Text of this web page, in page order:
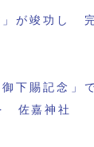
」が竣功し
御下賜記念」
佐嘉神社